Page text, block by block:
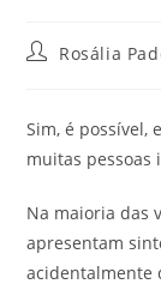
Rosália
Sim, é possível,
muitas pessoas
Na maioria das
apresentam
acidentalmente